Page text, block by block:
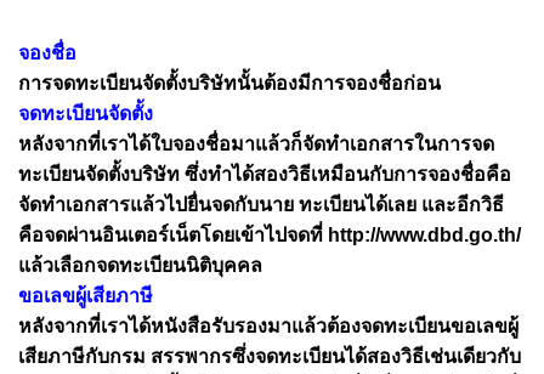
จองชื่อ
การจดทะเบียนจัดตั้งบริษัทนั้นต้องมีการจองชื่อก่อน
จดทะเบียนจัดตั้ง
หลังจากที่เราได้ใบจองชื่อมาแล้วก็จัดทำเอกสารในการจด
ทะเบียนจัดตั้งบริษัท ซึ่งทำได้สองวิธีเหมือนกับการจองชื่อคือ
จัดทำเอกสารแล้วไปยื่นจดกับนาย ทะเบียนได้เลย และอีกวิธี
คือจดผ่านอินเตอร์เน็ตโดยเข้าไปจดที่ http://www.dbd.go.th/
แล้วเลือกจดทะเบียนนิติบุคคล
ขอเลขผู้เสียภาษี
หลังจากที่เราได้หนังสือรับรองมาแล้วต้องจดทะเบียนขอเลขผู้
เสียภาษีกับกรม สรรพากรซึ่งจดทะเบียนได้สองวิธีเช่นเดียวกับ